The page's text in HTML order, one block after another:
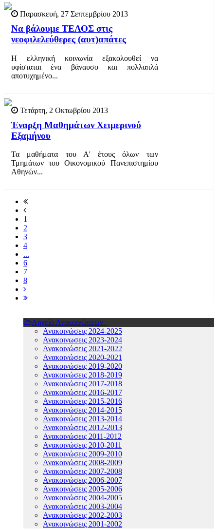
Παρασκευή, 27 Σεπτεμβρίου 2013
Να βάλουμε ΤΕΛΟΣ στις
νεοφιλελεύθερες (αυτ)απάτες
Η ελληνική κοινωνία εξακολουθεί να
υφίσταται ένα βάναυσο και πολλαπλά
αποτυχημένο...
Τετάρτη, 2 Οκτωβρίου 2013
Έναρξη Μαθημάτων Χειμερινού
Εξαμήνου
Τα μαθήματα του Α' έτους όλων των
Τμημάτων του Οικονομικού Πανεπιστημίου
Αθηνών...
1
2
3
4
...
6
7
8
Αρχείο Ανακοινώσεων
Ανακοινώσεις 2024-2025
Ανακοινωσεις 2023-2024
Ανακοινώσεις 2021-2022
Ανακοινώσεις 2020-2021
Ανακοινώσεις 2019-2020
Ανακοινώσεις 2018-2019
Ανακοινώσεις 2017-2018
Ανακοινώσεις 2016-2017
Ανακοινώσεις 2015-2016
Ανακοινώσεις 2014-2015
Ανακοινώσεις 2013-2014
Ανακοινώσεις 2012-2013
Ανακοινώσεις 2011-2012
Ανακοινώσεις 2010-2011
Ανακοινώσεις 2009-2010
Ανακοινώσεις 2008-2009
Ανακοινώσεις 2007-2008
Ανακοινώσεις 2006-2007
Ανακοινώσεις 2005-2006
Ανακοινώσεις 2004-2005
Ανακοινώσεις 2003-2004
Ανακοινώσεις 2002-2003
Ανακοινώσεις 2001-2002